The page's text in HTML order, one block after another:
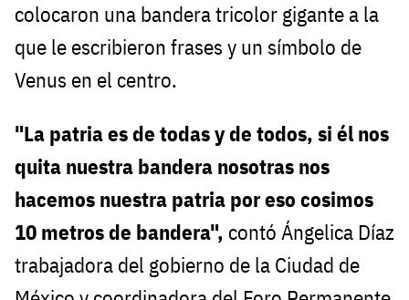
colocaron una bandera tricolor gigante a la
que le escribieron frases y un símbolo de
Venus en el centro.
"La patria es de todas y de todos, si él nos
quita nuestra bandera nosotras nos
hacemos nuestra patria por eso cosimos
10 metros de bandera", contó Ángelica Díaz
trabajadora del gobierno de la Ciudad de